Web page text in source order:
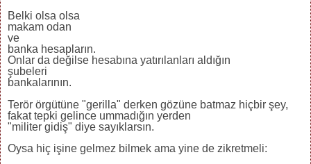
Belki olsa olsa
makam odan
ve
banka hesapların.
Onlar da değilse hesabına yatırılanları aldığın
şubeleri
bankalarının.
Terör örgütüne "gerilla" derken gözüne batmaz hiçbir şey,
fakat tepki gelince ummadığın yerden
"militer gidiş" diye sayıklarsın.
Oysa hiç işine gelmez bilmek ama yine de zikretmeli: